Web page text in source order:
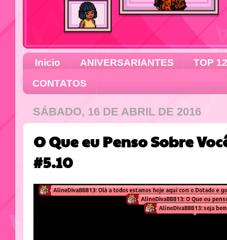
Inicio ANIVERSARIANTES
TOP 12
CONTATOS
SÁBADO, 16 DE ABRIL DE 2016
O Que eu Penso Sobre
#5.10